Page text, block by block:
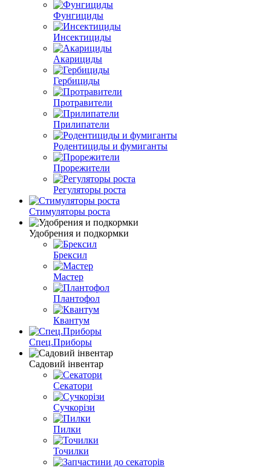
Фунгициды
Инсектициды
Акарициды
Гербициды
Протравители
Прилипатели
Родентициды и фумиганты
Прорежители
Регуляторы роста
Стимуляторы роста
Удобрения и подкормки
Брексил
Мастер
Плантофол
Квантум
Спец.Приборы
Садовий інвентар
Секатори
Сучкорізи
Пилки
Точилки